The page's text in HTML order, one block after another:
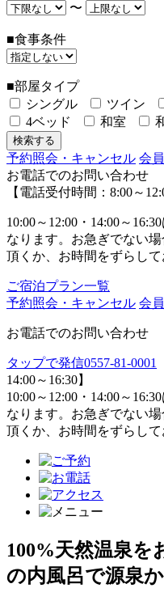
〜
■食事条件
■部屋タイプ
シングル
ツイン
4ベッド
和室
予約照会・キャンセル 会
お電話でのお問い合わせ
【電話受付時間：8:00～
10:00～12:00・14:00～
なります。お急ぎでない
頂くか、お時間をずらして
ご宿泊プラン一覧
予約照会・キャンセル 会
お電話でのお問い合わせ
タップで発信0557-81-0001
14:00～16:30】
10:00～12:00・14:00～
なります。お急ぎでない
頂くか、お時間をずらして
100%天然温泉を
の内風呂で源泉